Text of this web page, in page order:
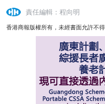
責任編輯：程向明
香港商報版權所有，未經書面允許不得